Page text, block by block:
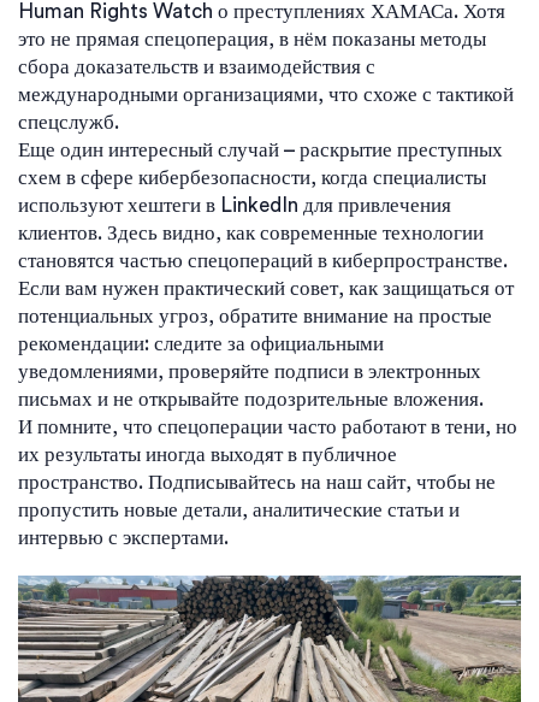
Human Rights Watch о преступлениях ХАМАСа. Хотя
это не прямая спецоперация, в нём показаны методы
сбора доказательств и взаимодействия с
международными организациями, что схоже с тактикой
спецслужб.
Еще один интересный случай – раскрытие преступных
схем в сфере кибербезопасности, когда специалисты
используют хештеги в LinkedIn для привлечения
клиентов. Здесь видно, как современные технологии
становятся частью спецопераций в киберпространстве.
Если вам нужен практический совет, как защищаться от
потенциальных угроз, обратите внимание на простые
рекомендации: следите за официальными
уведомлениями, проверяйте подписи в электронных
письмах и не открывайте подозрительные вложения.
И помните, что спецоперации часто работают в тени, но
их результаты иногда выходят в публичное
пространство. Подписывайтесь на наш сайт, чтобы не
пропустить новые детали, аналитические статьи и
интервью с экспертами.